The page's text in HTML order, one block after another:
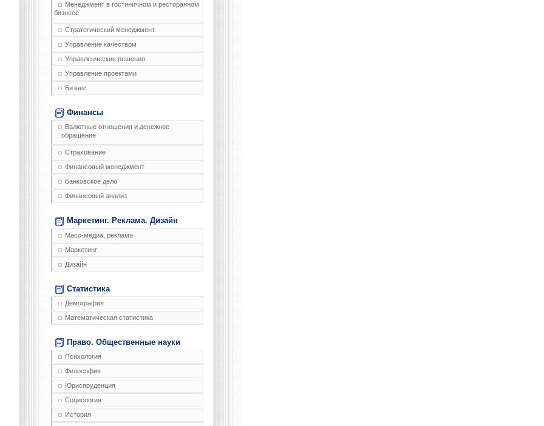
Менеджмент в гостиничном и ресторанном
бизнесе
Стратегический менеджмент
Управление качеством
Управленческие решения
Управление проектами
Бизнес
Финансы
Валютные отношения и денежное
обращение
Страхование
Финансовый менеджмент
Банковское дело
Финансовый анализ
Маркетинг. Реклама. Дизайн
Масс-медиа, реклама
Маркетинг
Дизайн
Статистика
Демография
Математическая статистика
Право. Общественные науки
Психология
Философия
Юриспруденция
Социология
История